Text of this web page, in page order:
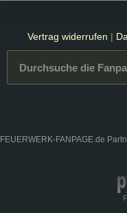
Vertrag widerrufen |
FEUERWERK-FANPAGE.de